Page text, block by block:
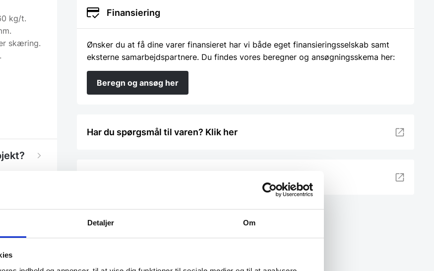
Detaljer Om
kg/t.
skæring.
Finansiering
Ønsker du at få dine varer finansieret har vi både eget finansieringsselskab samt
eksterne samarbejdspartnere. Du findes vores beregner og ansøgningsskema her:
Beregn og ansøg her
Har du spørgsmål til varen? Klik her